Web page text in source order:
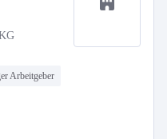
Arbeitgeber